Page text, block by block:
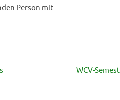
Person mit.
WCV-